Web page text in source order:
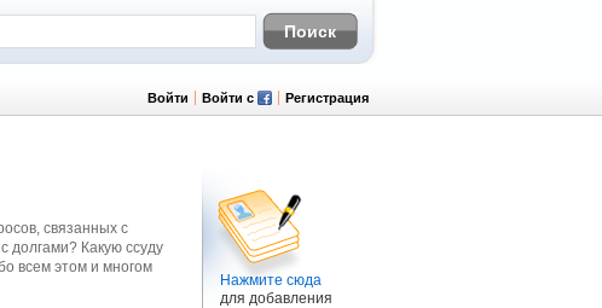
Войти Войти с Регистрация
связанных с
долгами? Какую ссуду
всем этом и многом
Нажмите сюда
для добавления